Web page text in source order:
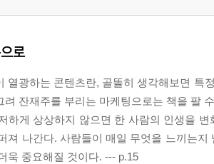
로
열광하는 콘텐츠란, 골똘히 생각해보면 특
려 잔재주를 부리는 마케팅으로는 책을 팔
하게 상상하지 않으면 한 사람의 인생을
져 나간다. 사람들이 매일 무엇을 느끼는
욱 중요해질 것이다. --- p.15